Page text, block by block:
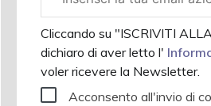
aziendale
Cliccando su "ISCRIVITI
dichiaro di aver letto l'
voler ricevere la Newsletter.
Acconsento all'invio di